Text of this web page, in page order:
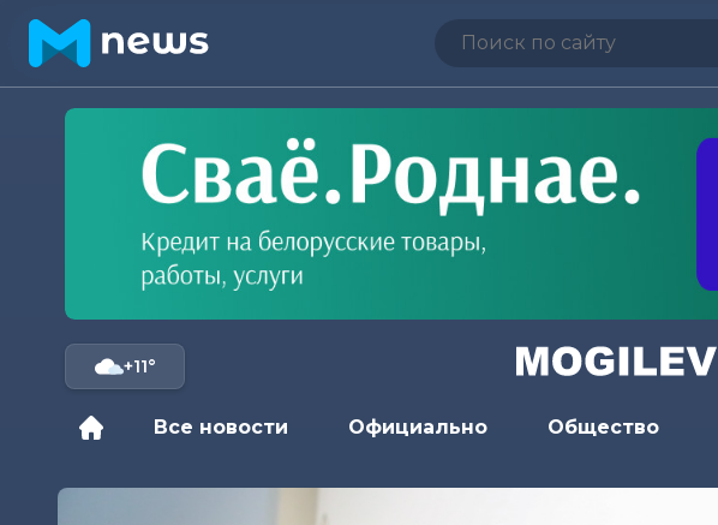
+11°
Все новости Официально Общество